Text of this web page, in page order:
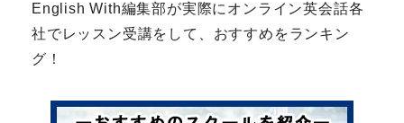
English With編集部が実際にオンライン英会話各
社でレッスン受講をして、おすすめをランキン
グ！